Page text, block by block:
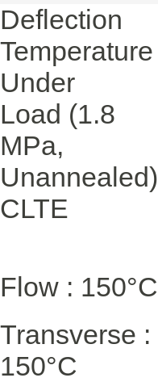
Deflection
Temperature
Under
Load (1.8
MPa,
Unannealed)
CLTE
Flow : 150°C
Transverse :
150°C